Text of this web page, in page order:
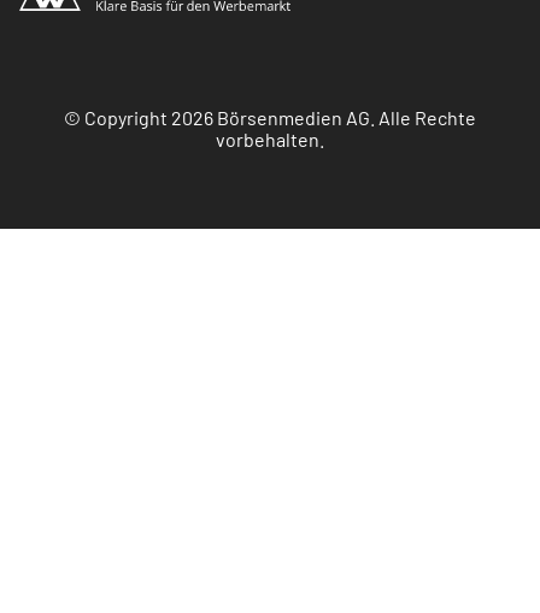
© Copyright 2026 Börsenmedien AG. Alle Rechte
vorbehalten.